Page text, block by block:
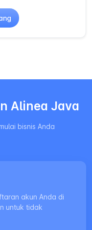
Alinea Java
bisnis Anda
akun Anda di
untuk tidak